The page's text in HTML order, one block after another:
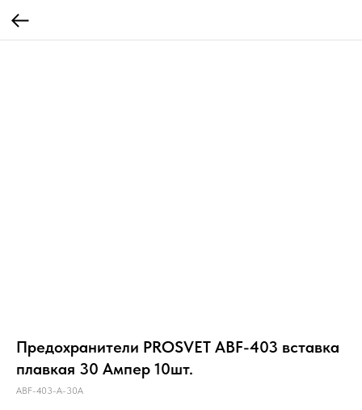
Предохранители PROSVET ABF-403 вставка
плавкая 30 Ампер 10шт.
ABF-403-A-30A